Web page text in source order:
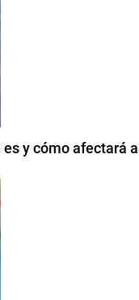
y cómo afectará